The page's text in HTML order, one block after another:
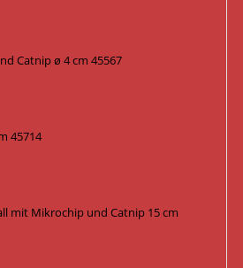
Catnip ø 4 cm 45567
45714
mit Mikrochip und Catnip 15 cm